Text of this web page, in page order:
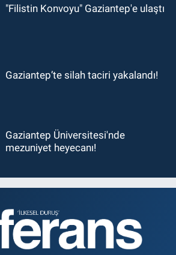
"Filistin Konvoyu" Gaziantep'e ulaştı
Gaziantep’te silah taciri yakalandı!
Gaziantep Üniversitesi'nde
mezuniyet heyecanı!